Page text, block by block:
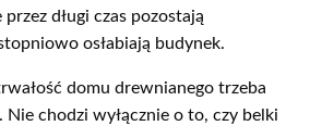
długi czas pozostają
osłabiają budynek.
domu drewnianego trzeba
Nie chodzi wyłącznie o to, czy belki